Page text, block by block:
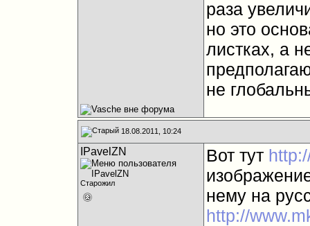
раза
но это
листках, а
не
18.08.2011, 10:24
IPavelZN
Старожил
Вот тут
нему на
http://